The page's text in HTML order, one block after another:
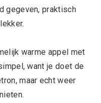
gegeven, praktisch
warme appel met
want je doet de
maar echt weer